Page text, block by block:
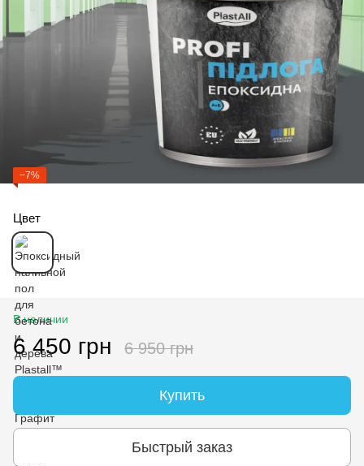
−7%
Цвет
В наличии
6 450 грн 6 950 грн
Купить
Быстрый заказ